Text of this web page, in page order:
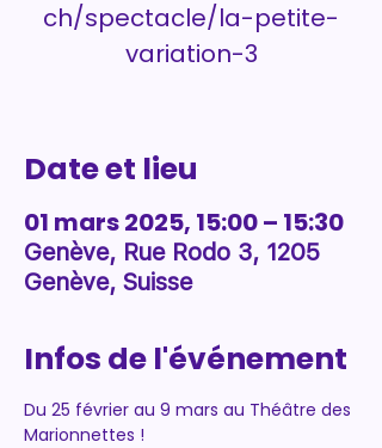
ch/spectacle/la-petite-
variation-3
Date et lieu
01 mars 2025, 15:00 – 15:30
Genève, Rue Rodo 3, 1205
Genève, Suisse
Infos de l'événement
Du 25 février au 9 mars au Théâtre des
Marionnettes !